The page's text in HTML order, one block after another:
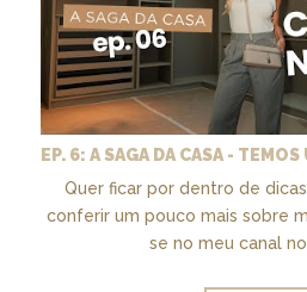
Quer ficar por dentro de
conferir um pouco mais sobre
se no meu canal